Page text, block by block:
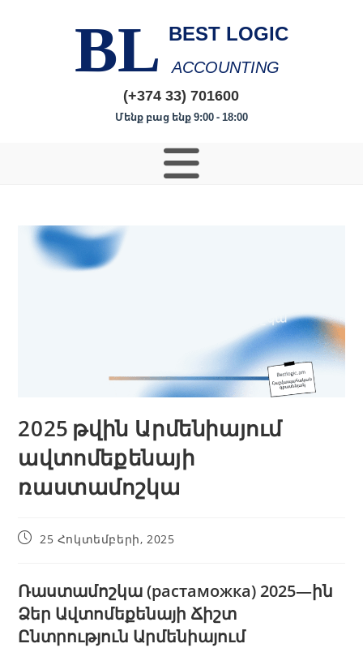
BL BEST LOGIC
ACCOUNTING
(+374 33) 701600
Մենք բաց ենք 9:00 - 18:00
2025 թվին Արմենիայում
ավտոմեքենայի
ռաստամոշկա
25 Հոկտեմբերի, 2025
Ռաստամոշկա (растаможка) 2025—ին
Ձեր Ավտոմեքենայի Ճիշտ
Ընտրություն Արմենիայում